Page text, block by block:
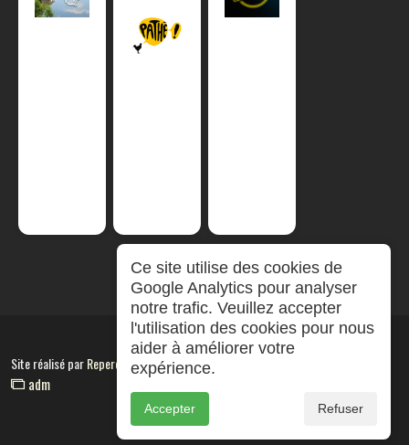
Site réalisé parRepereCom
adm
Ce site utilise des cookies de
Google Analytics pour analyser
notre trafic. Veuillez accepter
l'utilisation des cookies pour nous
aider à améliorer votre
expérience.
Accepter Refuser